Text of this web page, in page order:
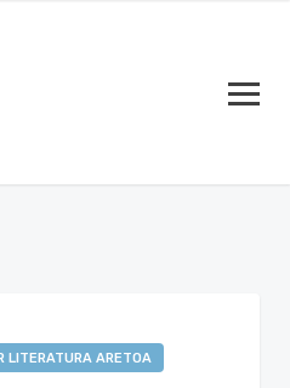
LITERATURA ARETOA